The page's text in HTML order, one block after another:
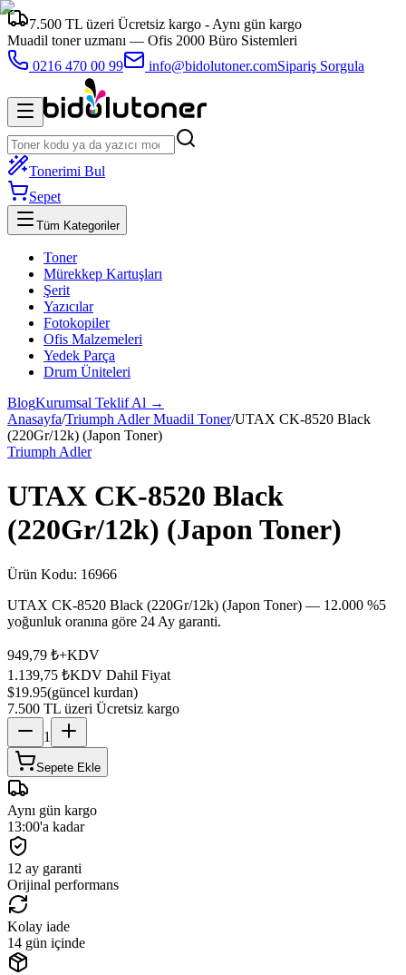
7.500 TL üzeri Ücretsiz kargo - Aynı gün kargo
Muadil toner uzmanı — Ofis 2000 Büro Sistemleri
0216 470 00 99
info@bidolutoner.comSipariş Sorgula
Tonerimi Bul
Sepet
Tüm Kategoriler
Toner
Mürekkep Kartuşları
Şerit
Yazıcılar
Fotokopiler
Ofis Malzemeleri
Yedek Parça
Drum Üniteleri
BlogKurumsal Teklif Al →
Anasayfa/Triumph Adler Muadil Toner/UTAX CK-8520 Black
(220Gr/12k) (Japon Toner)
Triumph Adler
UTAX CK-8520 Black
(220Gr/12k) (Japon Toner)
Ürün Kodu: 16966
UTAX CK-8520 Black (220Gr/12k) (Japon Toner) — 12.000 %5
yoğunluk oranına göre 24 Ay garanti.
949,79 ₺+KDV
1.139,75 ₺KDV Dahil Fiyat
$19.95(güncel kurdan)
7.500 TL üzeri Ücretsiz kargo
1
Sepete Ekle
Aynı gün kargo
13:00'a kadar
12 ay garanti
Orijinal performans
Kolay iade
14 gün içinde